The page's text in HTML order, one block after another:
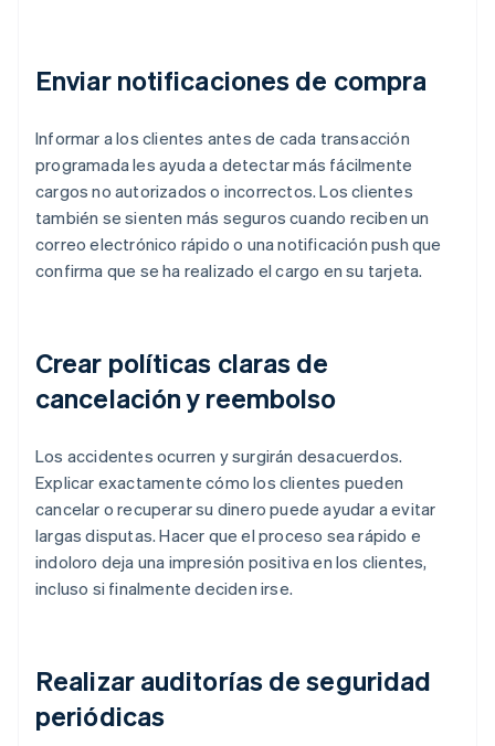
Enviar notificaciones de compra
Informar a los clientes antes de cada transacción
programada les ayuda a detectar más fácilmente
cargos no autorizados o incorrectos. Los clientes
también se sienten más seguros cuando reciben un
correo electrónico rápido o una notificación push que
confirma que se ha realizado el cargo en su tarjeta.
Crear políticas claras de
cancelación y reembolso
Los accidentes ocurren y surgirán desacuerdos.
Explicar exactamente cómo los clientes pueden
cancelar o recuperar su dinero puede ayudar a evitar
largas disputas. Hacer que el proceso sea rápido e
indoloro deja una impresión positiva en los clientes,
incluso si finalmente deciden irse.
Realizar auditorías de seguridad
periódicas